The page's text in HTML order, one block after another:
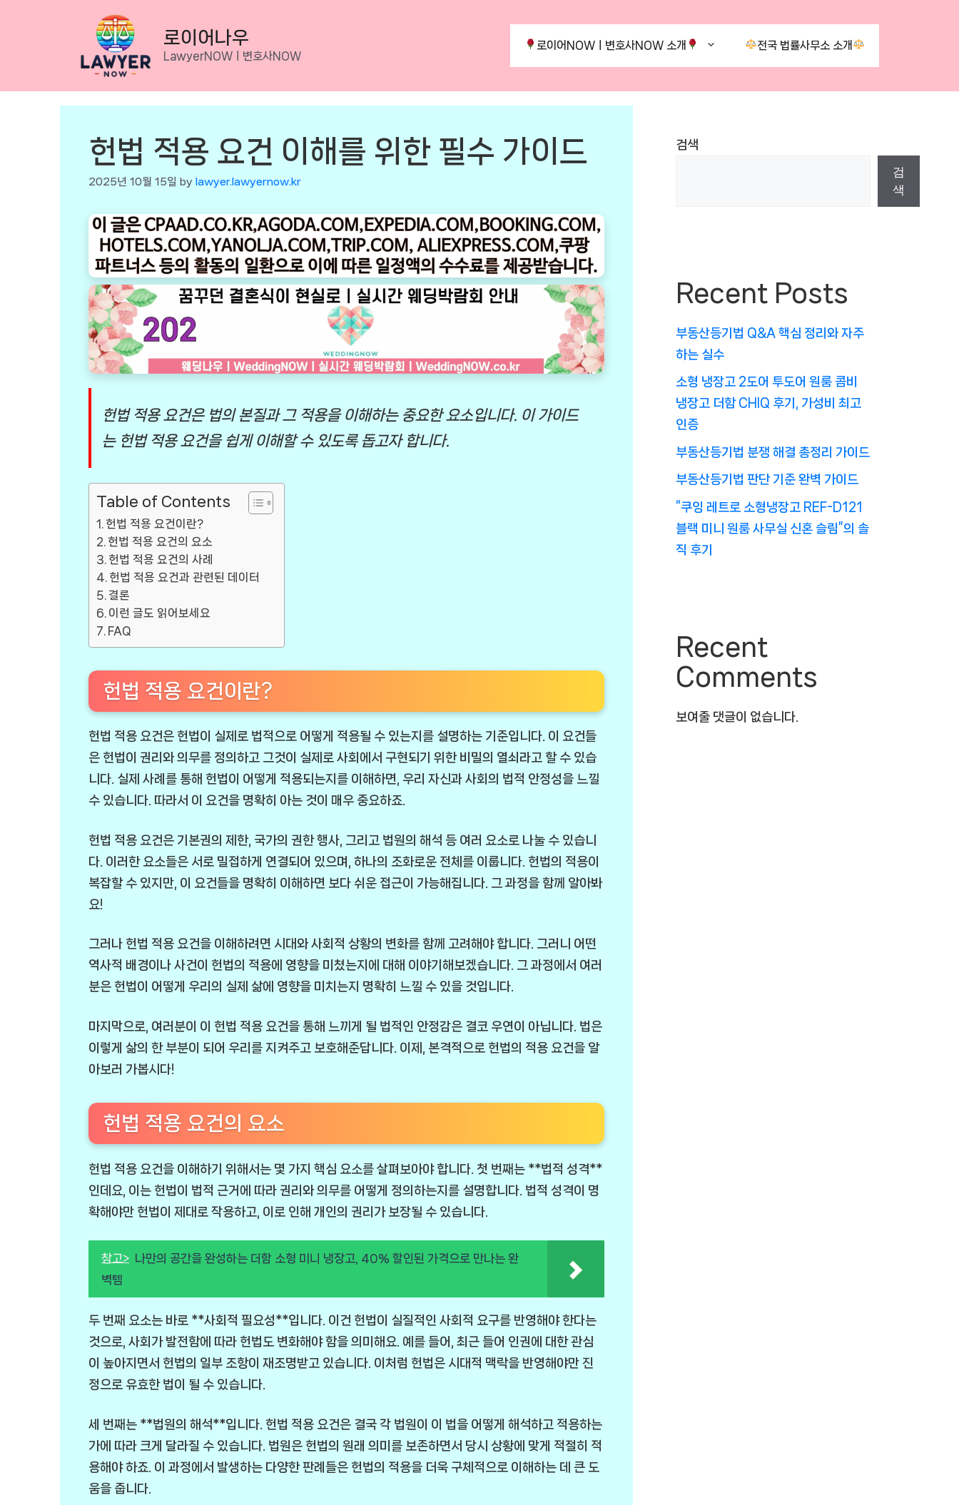
로이어나우
LawyerNOWㅣ변호사NOW
로이어NOWㅣ변호사NOW 소개 전국 법률사무소 소개
헌법 적용 요건 이해를 위한 필수 가이드
2025년 10월 15일 by lawyer.lawyernow.kr
헌법 적용 요건은 법의 본질과 그 적용을 이해하는 중요한 요소입니다. 이 가이드
는 헌법 적용 요건을 쉽게 이해할 수 있도록 돕고자 합니다.
Table of Contents
헌법 적용 요건이란?
헌법 적용 요건의 요소
헌법 적용 요건의 사례
헌법 적용 요건과 관련된 데이터
결론
이런 글도 읽어보세요
FAQ
헌법 적용 요건이란?
헌법 적용 요건은 헌법이 실제로 법적으로 어떻게 적용될 수 있는지를 설명하는 기준입니다. 이 요건들
은 헌법이 권리와 의무를 정의하고 그것이 실제로 사회에서 구현되기 위한 비밀의 열쇠라고 할 수 있습
니다. 실제 사례를 통해 헌법이 어떻게 적용되는지를 이해하면, 우리 자신과 사회의 법적 안정성을 느낄
수 있습니다. 따라서 이 요건을 명확히 아는 것이 매우 중요하죠.
헌법 적용 요건은 기본권의 제한, 국가의 권한 행사, 그리고 법원의 해석 등 여러 요소로 나눌 수 있습니
다. 이러한 요소들은 서로 밀접하게 연결되어 있으며, 하나의 조화로운 전체를 이룹니다. 헌법의 적용이
복잡할 수 있지만, 이 요건들을 명확히 이해하면 보다 쉬운 접근이 가능해집니다. 그 과정을 함께 알아봐
요!
그러나 헌법 적용 요건을 이해하려면 시대와 사회적 상황의 변화를 함께 고려해야 합니다. 그러니 어떤
역사적 배경이나 사건이 헌법의 적용에 영향을 미쳤는지에 대해 이야기해보겠습니다. 그 과정에서 여러
분은 헌법이 어떻게 우리의 실제 삶에 영향을 미치는지 명확히 느낄 수 있을 것입니다.
마지막으로, 여러분이 이 헌법 적용 요건을 통해 느끼게 될 법적인 안정감은 결코 우연이 아닙니다. 법은
이렇게 삶의 한 부분이 되어 우리를 지켜주고 보호해준답니다. 이제, 본격적으로 헌법의 적용 요건을 알
아보러 가봅시다!
헌법 적용 요건의 요소
헌법 적용 요건을 이해하기 위해서는 몇 가지 핵심 요소를 살펴보아야 합니다. 첫 번째는 **법적 성격**
인데요, 이는 헌법이 법적 근거에 따라 권리와 의무를 어떻게 정의하는지를 설명합니다. 법적 성격이 명
확해야만 헌법이 제대로 작용하고, 이로 인해 개인의 권리가 보장될 수 있습니다.
참고> 나만의 공간을 완성하는 더함 소형 미니 냉장고, 40% 할인된 가격으로 만나는 완
벽템
두 번째 요소는 바로 **사회적 필요성**입니다. 이건 헌법이 실질적인 사회적 요구를 반영해야 한다는
것으로, 사회가 발전함에 따라 헌법도 변화해야 함을 의미해요. 예를 들어, 최근 들어 인권에 대한 관심
이 높아지면서 헌법의 일부 조항이 재조명받고 있습니다. 이처럼 헌법은 시대적 맥락을 반영해야만 진
정으로 유효한 법이 될 수 있습니다.
세 번째는 **법원의 해석**입니다. 헌법 적용 요건은 결국 각 법원이 이 법을 어떻게 해석하고 적용하는
가에 따라 크게 달라질 수 있습니다. 법원은 헌법의 원래 의미를 보존하면서 당시 상황에 맞게 적절히 적
용해야 하죠. 이 과정에서 발생하는 다양한 판례들은 헌법의 적용을 더욱 구체적으로 이해하는 데 큰 도
움을 줍니다.
검색
검
색
Recent Posts
부동산등기법 Q&A 핵심 정리와 자주
하는 실수
소형 냉장고 2도어 투도어 원룸 콤비
냉장고 더함 CHIQ 후기, 가성비 최고
인증
부동산등기법 분쟁 해결 총정리 가이드
부동산등기법 판단 기준 완벽 가이드
“쿠잉 레트로 소형냉장고 REF-D121
블랙 미니 원룸 사무실 신혼 슬림”의 솔
직 후기
Recent
Comments
보여줄 댓글이 없습니다.